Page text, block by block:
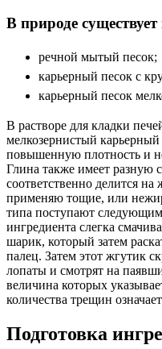
В природе
речной мытый песок;
карьерный песок с
карьерный песок
В растворе для кладки
мелкозернистый
повышенную плотность и
Глина также имеет разную
соответственно делится
применяю тощие, или
типа поступают
ингредиента слегка
шарик, который затем
палец. Затем этот жгутик
лопаты и смотрят на
величина которых
количества трещин
Подготовка